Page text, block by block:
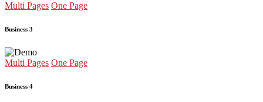
Multi Pages One Page
Business 3
Multi Pages One Page
Business 4